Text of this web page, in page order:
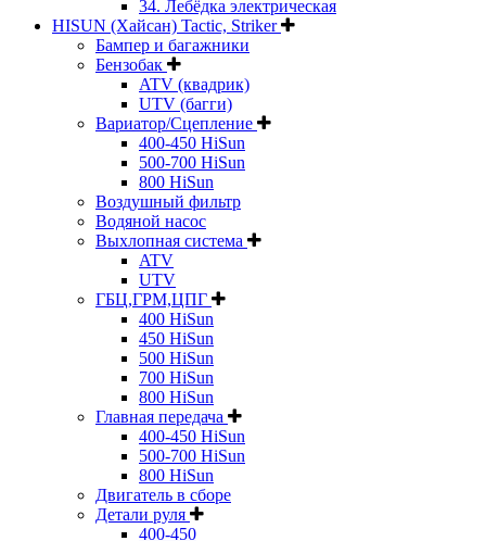
34. Лебёдка электрическая
HISUN (Хайсан) Tactic, Striker
Бампер и багажники
Бензобак
ATV (квадрик)
UTV (багги)
Вариатор/Сцепление
400-450 HiSun
500-700 HiSun
800 HiSun
Воздушный фильтр
Водяной насос
Выхлопная система
ATV
UTV
ГБЦ,ГРМ,ЦПГ
400 HiSun
450 HiSun
500 HiSun
700 HiSun
800 HiSun
Главная передача
400-450 HiSun
500-700 HiSun
800 HiSun
Двигатель в сборе
Детали руля
400-450